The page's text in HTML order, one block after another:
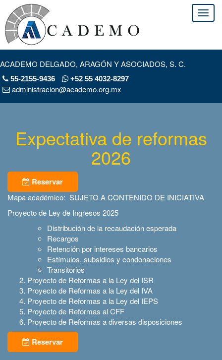
ACADEMO DELGADO, ARAGÓN Y ASOCIADOS, S. C.
55-2155-9436 +52 55 4032-8297
administracion@academo.org.mx
Expectativa de reformas
2026
Reservar
Mapa académico: SUJETO A CONTENIDO DE INICIATIVA
Proyecto de Ley de Ingresos 2025
Distribución de la recaudación esperada
Recargos
Retención por intereses bancarios
Estímulos, subsidios y condonaciones
Transitorios
Proyecto de Reformas a la Ley del ISR
Proyecto de Reformas a la Ley del IVA
Proyecto de Reformas a la Ley del IEPS
Proyecto de Reformas al CFF
Proyecto de Reformas a diversas disposiciones
Reservar